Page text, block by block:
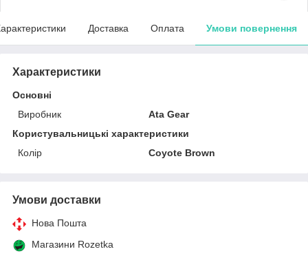
Доставка Оплата Умови повернення
Характеристики
Основні
Виробник
Ata Gear
Користувальницькі характеристики
Колір
Coyote Brown
Умови доставки
Нова Пошта
Магазини Rozetka